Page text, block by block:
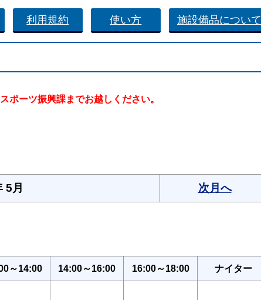
利用規約 使い方 施設備品について
ポーツ振興課までお越しください。
5月 次月へ
～14:00 14:00～16:00 16:00～18:00 ナイター